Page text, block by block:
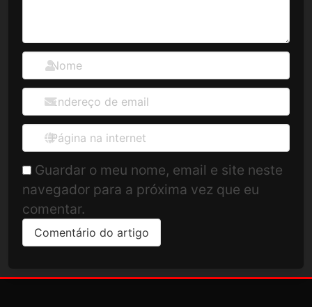
Guardar o meu nome, email e site neste
navegador para a próxima vez que eu
comentar.